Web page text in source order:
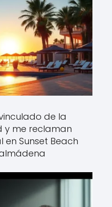
de la
y me reclaman
Sunset Beach